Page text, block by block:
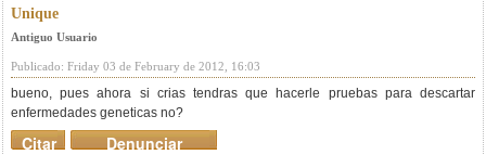
Unique
Antiguo Usuario
Publicado: Friday 03 de February de 2012, 16:03
bueno, pues ahora si crias tendras que hacerle pruebas para descartar
enfermedades geneticas no?
Denunciar
Citar